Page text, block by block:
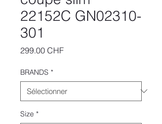
22152C GN02310-
301
299.00 CHFPrix
BRANDS *
Size *